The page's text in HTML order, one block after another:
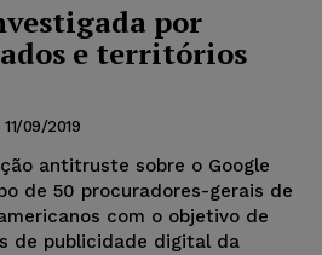
por
e territórios
11/09/2019
antitruste sobre o Google
de 50 procuradores-gerais de
com o objetivo de
de publicidade digital da